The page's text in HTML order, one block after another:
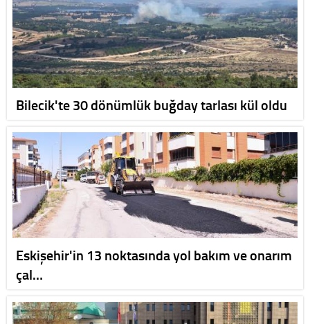
Bilecik'te 30 dönümlük buğday tarlası kül oldu
Eskişehir'in 13 noktasında yol bakım ve onarım
çal…